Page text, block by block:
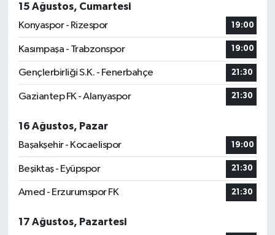
15 Ağustos, Cumartesi
Konyaspor - Rizespor
19:00
Kasımpaşa - Trabzonspor 19:00
Gençlerbirliği S.K. - Fenerbahçe 21:30
Gaziantep FK - Alanyaspor 21:30
16 Ağustos, Pazar
Başakşehir - Kocaelispor
19:00
Beşiktaş - Eyüpspor 21:30
Amed - Erzurumspor FK 21:30
17 Ağustos, Pazartesi